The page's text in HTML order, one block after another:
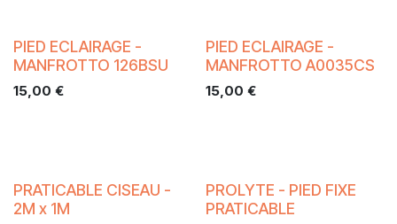
PIED ECLAIRAGE -
MANFROTTO 126BSU
15,00 €
PIED ECLAIRAGE -
MANFROTTO A0035CS
15,00 €
PRATICABLE CISEAU -
2M x 1M
PROLYTE - PIED FIXE
PRATICABLE